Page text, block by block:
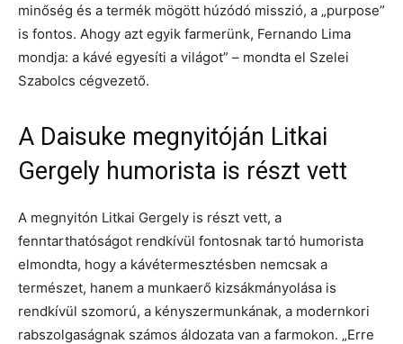
minőség és a termék mögött húzódó misszió, a „purpose”
is fontos. Ahogy azt egyik farmerünk, Fernando Lima
mondja: a kávé egyesíti a világot” – mondta el Szelei
Szabolcs cégvezető.
A Daisuke megnyitóján Litkai
Gergely humorista is részt vett
A megnyitón Litkai Gergely is részt vett, a
fenntarthatóságot rendkívül fontosnak tartó humorista
elmondta, hogy a kávétermesztésben nemcsak a
természet, hanem a munkaerő kizsákmányolása is
rendkívül szomorú, a kényszermunkának, a modernkori
rabszolgaságnak számos áldozata van a farmokon. „Erre